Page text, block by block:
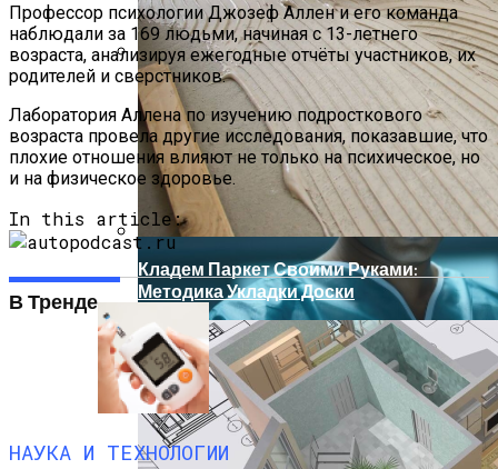
Исследование Показало, Что Польза
От Содержания Домашнего Животного
Может Быть Переоценена
Кладем Паркет Своими Руками:
Методика Укладки Доски
Профессор психологии Джозеф Аллен и его команда
наблюдали за 169 людьми, начиная с 13-летнего
возраста, анализируя ежегодные отчёты участников, их
родителей и сверстников.
Лаборатория Аллена по изучению подросткового
возраста провела другие исследования, показавшие, что
плохие отношения влияют не только на психическое, но
и на физическое здоровье.
In this article:
В Тренде
НАУКА И ТЕХНОЛОГИИ